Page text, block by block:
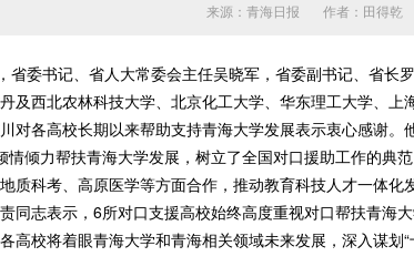
来源：青海日报 作者： 田得乾
委书记、省人大常委会主任吴晓军，省委副书记、省长
丹及西北农林科技大学、北京化工大学、华东理工大学、
各高校长期以来帮助支持青海大学发展表示衷心感谢。
情倾力帮扶青海大学发展，树立了全国对口援助工作的典
质科考、高原医学等方面合作，推动教育科技人才一体化
志表示，6所对口支援高校始终高度重视对口帮扶青海
高校将着眼青海大学和青海相关领域未来发展，深入谋划